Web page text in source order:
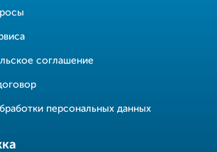
соглашение
персональных данных